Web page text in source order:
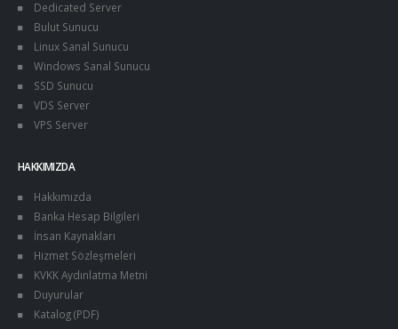
Dedicated Server
Bulut Sunucu
Linux Sanal Sunucu
Windows Sanal Sunucu
SSD Sunucu
VDS Server
VPS Server
HAKKIMIZDA
Hakkımızda
Banka Hesap Bilgileri
İnsan Kaynakları
Hizmet Sözleşmeleri
KVKK Aydınlatma Metni
Duyurular
Katalog (PDF)